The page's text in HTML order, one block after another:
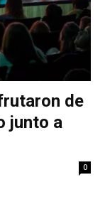
de
junto a
0